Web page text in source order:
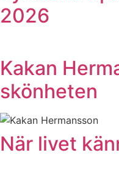
2026
Kakan
skönheten
När livet